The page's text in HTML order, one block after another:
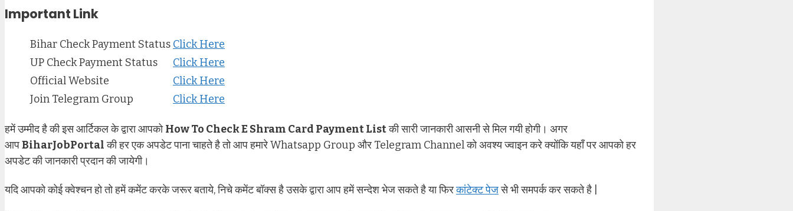
Important Link
Bihar Check Payment Status Click Here
UP Check Payment Status
Click Here
Official Website
Click Here
Join Telegram Group
Click Here
हमें उम्मीद है की इस आर्टिकल के द्वारा आपकोHow To Check E Shram Card Payment Listकी सारी जानकारी आसनी से मिल गयी होगी। अगर
आपBiharJobPortalकी हर एक अपडेट पाना चाहते है तो आप हमारे Whatsapp Group और Telegram Channel को अवश्य ज्वाइन करे क्योंकि यहाँ पर आपको हर
अपडेट की जानकारी प्रदान की जायेगी।
यदि आपको कोई क्वेश्चन हो तो हमें कमेंट करके जरूर बताये, निचे कमेंट बॉक्स है उसके द्वारा आप हमें सन्देश भेज सकते है या फिरकांटेक्ट पेजसे भी समपर्क कर सकते है |